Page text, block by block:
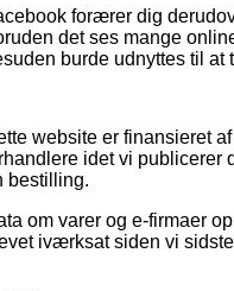
forærer dig
det ses mange
burde udnyttes til at
website er finansieret
idet vi publicerer
bestilling.
om varer og e-firmaer
iværksat siden vi